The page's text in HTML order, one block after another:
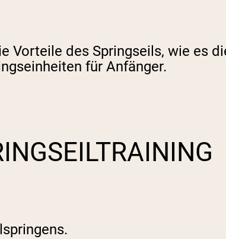
Vorteile des Springseils, wie es
für Anfänger.